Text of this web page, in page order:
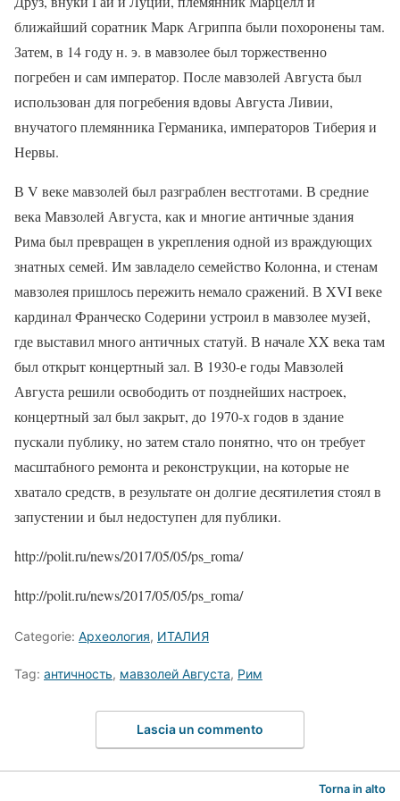
ближайший соратник Марк Агриппа были похоронены там.
Затем, в 14 году н. э. в мавзолее был торжественно
погребен и сам император. После мавзолей Августа был
использован для погребения вдовы Августа Ливии,
внучатого племянника Германика, императоров Тиберия и
Нервы.
В V веке мавзолей был разграблен вестготами. В средние
века Мавзолей Августа, как и многие античные здания
Рима был превращен в укрепления одной из враждующих
знатных семей. Им завладело семейство Колонна, и стенам
мавзолея пришлось пережить немало сражений. В XVI веке
кардинал Франческо Содерини устроил в мавзолее музей,
где выставил много античных статуй. В начале XX века там
был открыт концертный зал. В 1930-е годы Мавзолей
Августа решили освободить от позднейших настроек,
концертный зал был закрыт, до 1970-х годов в здание
пускали публику, но затем стало понятно, что он требует
масштабного ремонта и реконструкции, на которые не
хватало средств, в результате он долгие десятилетия стоял в
запустении и был недоступен для публики.
http://polit.ru/news/2017/05/05/ps_roma/
http://polit.ru/news/2017/05/05/ps_roma/
Categorie: Археология, ИТАЛИЯ
Tag: античность, мавзолей Августа, Рим
Lascia un commento
Torna in alto